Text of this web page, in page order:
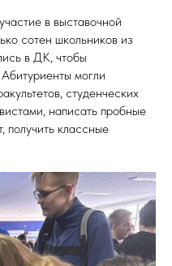
в выставочной
сотен школьников из
в ДК, чтобы
могли
студенческих
написать пробные
получить классные